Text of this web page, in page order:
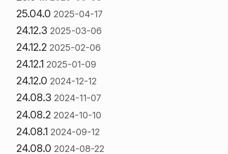
25.04.0 2025-04-17
24.12.3 2025-03-06
24.12.2 2025-02-06
24.12.1 2025-01-09
24.12.0 2024-12-12
24.08.3 2024-11-07
24.08.2 2024-10-10
24.08.1 2024-09-12
24.08.0 2024-08-22